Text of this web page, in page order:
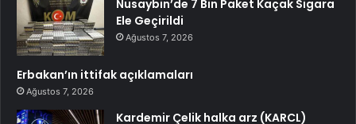
Nusaybin’de 7 Bin Paket Kaçak Sigara
Ele Geçirildi
Ağustos 7, 2026
Erbakan’ın ittifak açıklamaları
Ağustos 7, 2026
Kardemir Çelik halka arz (KARCL)